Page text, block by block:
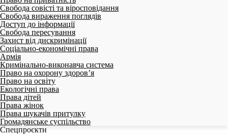
Свобода совісті та віросповідання
Свобода вираження поглядів
Доступ до інформації
Свобода пересування
Захист від дискримінації
Соціально-економічні права
Армія
Кримінально-виконавча система
Право на охорону здоров’я
Право на освіту
Екологічні права
Права дітей
Права жінок
Права шукачів притулку
Громадянське суспільство
Спецпроєкти